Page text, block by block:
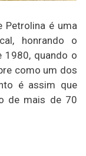
Petrolina é uma
honrando o
1980, quando o
como um dos
é assim que
de mais de 70